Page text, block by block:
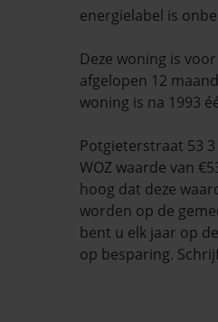
energielabel is
Deze woning is
afgelopen 12
woning is na 1993
Potgieterstraat 53
WOZ waarde van
hoog dat deze
worden op de
bent u elk jaar op
op besparing.